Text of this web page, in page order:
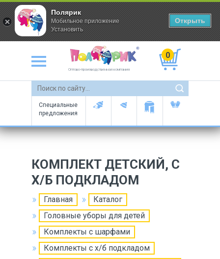
Оптово-производственная компания
0
Специальные
предложения
КОМПЛЕКТ ДЕТСКИЙ, С
Х/Б ПОДКЛАДОМ
Главная
Каталог
Головные уборы для детей
Комплекты с шарфами
Комплекты с х/б подкладом
Полярик
Мобильное приложение
Установить
Открыть